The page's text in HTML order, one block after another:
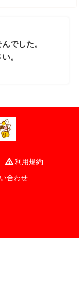
でした。
。
利用規約
合わせ